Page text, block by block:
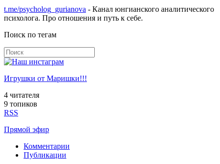
t.me/psycholog_gurianova - Канал юнгианского аналитического
психолога. Про отношения и путь к себе.
Поиск по тегам
Игрушки от Маришки!!!
4 читателя
9 топиков
RSS
Прямой эфир
Комментарии
Публикации